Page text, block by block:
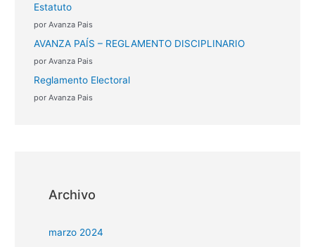
Estatuto
por Avanza Pais
AVANZA PAÍS – REGLAMENTO DISCIPLINARIO
por Avanza Pais
Reglamento Electoral
por Avanza Pais
Archivo
marzo 2024